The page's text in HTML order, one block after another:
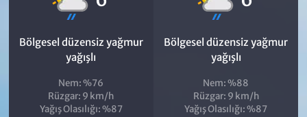
Bölgesel düzensiz yağmur
yağışlı
Nem: %76
Rüzgar: 9 km/h
Yağış Olasılığı: %87
Bölgesel düzensiz yağmur
yağışlı
Nem: %88
Rüzgar: 9 km/h
Yağış Olasılığı: %87